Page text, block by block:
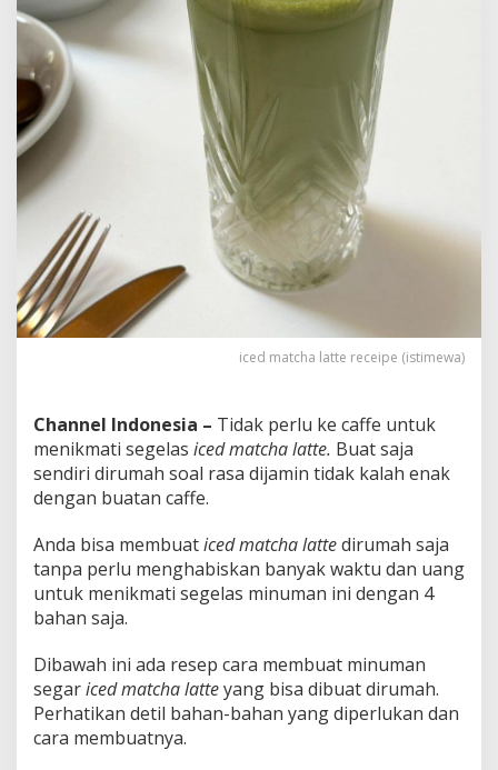
B
a
h
a
iced matcha latte receipe (istimewa)
Channel Indonesia – Tidak perlu ke caffe untuk
menikmati segelas iced matcha latte. Buat saja
sendiri dirumah soal rasa dijamin tidak kalah enak
dengan buatan caffe.
Anda bisa membuaticed matcha lattedirumah saja
tanpa perlu menghabiskan banyak waktu dan uang
untuk menikmati segelas minuman ini dengan 4
bahan saja.
Dibawah ini ada resep cara membuat minuman
segariced matcha latteyang bisa dibuat dirumah.
Perhatikan detil bahan-bahan yang diperlukan dan
cara membuatnya.